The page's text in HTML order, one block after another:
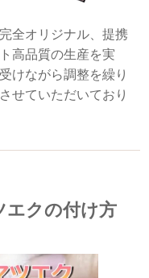
全オリジナル、提携
高品質の生産を実
けながら調整を繰り
せていただいており
エクの付け方